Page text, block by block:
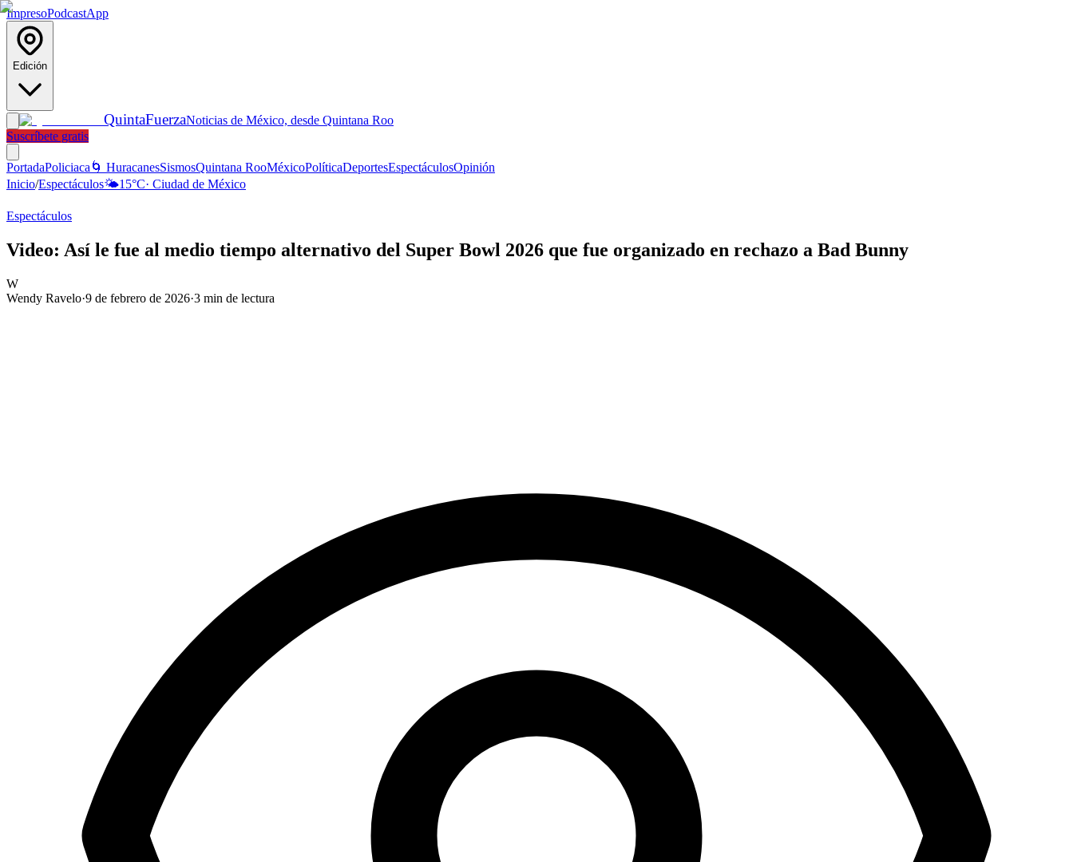
ImpresoPodcastApp
Edición
QuintaFuerzaNoticias de México, desde Quintana Roo
Suscríbete gratis
PortadaPoliciaca 🌀 HuracanesSismosQuintana RooMéxicoPolíticaDeportesEspectáculosOpinión
Inicio/Espectáculos🌤️15°C· Ciudad de México
Espectáculos
Video: Así le fue al medio tiempo alternativo del Super Bowl 2026 que fue organizado en rechazo a Bad Bunny
W
Wendy Ravelo·9 de febrero de 2026·3 min de lectura